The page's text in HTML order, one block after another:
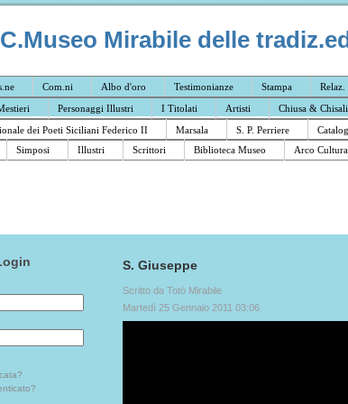
Mirabile delle
Com.ni Albo d'oro Testimonianze Stampa Relaz.
Personaggi Illustri I Titolati Artisti Chiusa &
dei Poeti Siciliani Federico II
Marsala S. P. Perriere
Simposi Illustri Scrittori Biblioteca Museo Arco
S. Giuseppe
Scritto da Totò Mirabile
Martedì 25 Gennaio 2011 03:06